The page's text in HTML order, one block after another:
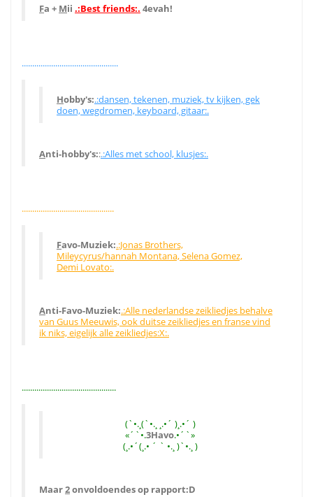
Fa + Mii .:Best friends:. 4evah!
..............................................
Hobby's:.:dansen, tekenen, muziek, tv kijken, gek
doen, wegdromen, keyboard, gitaar:.
Anti-hobby's::.:Alles met school, klusjes:.
............................................
Favo-Muziek:.:Jonas Brothers,
Mileycyrus/hannah Montana, Selena Gomez,
Demi Lovato:.
Anti-Favo-Muziek:.:Alle nederlandse zeikliedjes behalve
van Guus Meeuwis, ook duitse zeikliedjes en franse vind
ik niks, eigelijk alle zeikliedjes:X:.
.............................................
(`•.¸(`•.¸ ¸.•´ )¸.•´ )
«´`•.3Havo.•´`»
(¸.•´(¸.• ´ ` •.¸ )`•.¸ )
Maar2onvoldoendes op rapport:D